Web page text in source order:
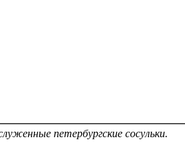
петербургские сосульки.